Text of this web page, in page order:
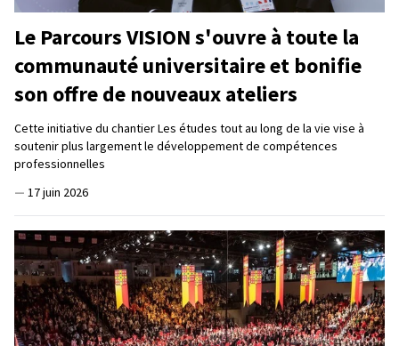
Le Parcours VISION s'ouvre à toute la
communauté universitaire et bonifie
son offre de nouveaux ateliers
Cette initiative du chantier Les études tout au long de la vie vise à
soutenir plus largement le développement de compétences
professionnelles
— 17 juin 2026